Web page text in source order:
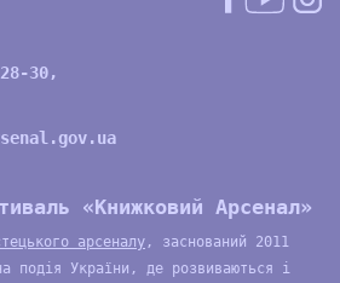
30,
«Книжковий Арсенал»
арсеналу , заснований 2011
подія України, де розвиваються і